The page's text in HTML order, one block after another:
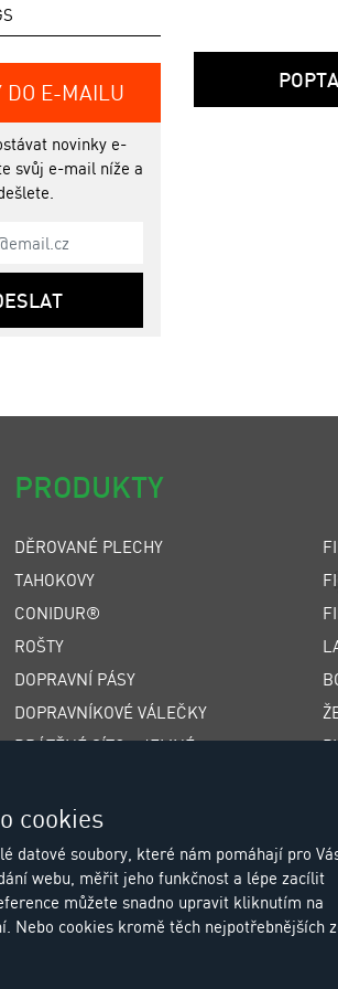
DO E-MAILU
novinky e-
svůj e-mail níže a
PRODUKTY
DĚROVANÉ PLECHY
TAHOKOVY
CONIDUR®
ROŠTY
DOPRAVNÍ PÁSY
DOPRAVNÍKOVÉ VÁLEČKY
DRÁTĚNÉ SÍTO - JEMNÉ
ŠTĚRBINOVÁ SÍTA
POLYURETANOVÁ SÍTA
GUMOVÁ SÍTA
cookies
datové soubory, které nám pomáhají pro
webu, měřit jeho funkčnost a lépe zacílit
můžete snadno upravit kliknutím na
Nebo cookies kromě těch nejpotřebnějších